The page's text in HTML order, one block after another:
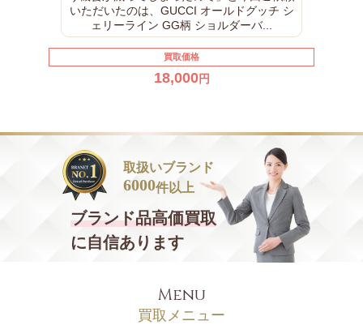
いただいたのは、GUCCI オールドグッチ シ
ェリーライン GG柄 ショルダーバ...
買取価格
18,000円
取扱いブランド
6000件以上
ブランド品高価買取
に自信あります
Menu
買取メニュー